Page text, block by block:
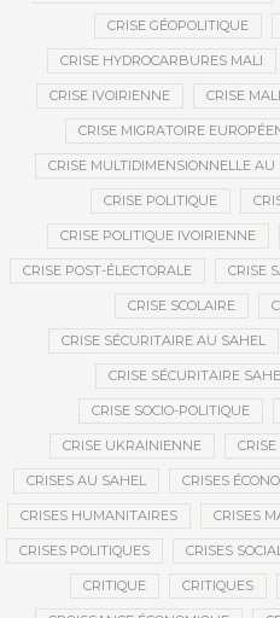
CRISE GÉOPOLITIQUE
CRISE HYDROCARBURES MALI
CRISE IVOIRIENNE CRISE
CRISE MIGRATOIRE
CRISE MULTIDIMENSIONNELLE AU
CRISE POLITIQUE
CRISE POLITIQUE IVOIRIENNE
CRISE POST-ÉLECTORALE CRISE
CRISE SCOLAIRE
CRISE SÉCURITAIRE AU SAHEL
CRISE SÉCURITAIRE
CRISE SOCIO-POLITIQUE
CRISE UKRAINIENNE
CRISES AU SAHEL CRISES
CRISES HUMANITAIRES CRISES
CRISES POLITIQUES CRISES
CRITIQUE CRITIQUES